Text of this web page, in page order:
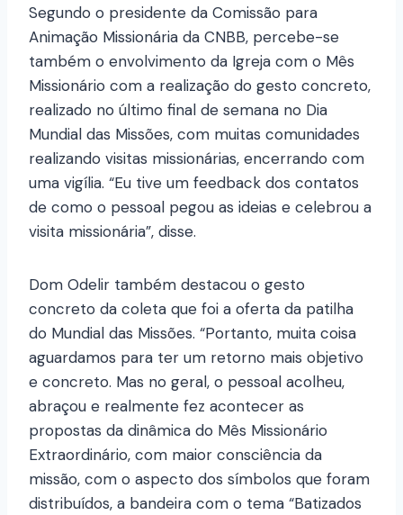
Segundo o presidente da Comissão para
Animação Missionária da CNBB, percebe-se
também o envolvimento da Igreja com o Mês
Missionário com a realização do gesto concreto,
realizado no último final de semana no Dia
Mundial das Missões, com muitas comunidades
realizando visitas missionárias, encerrando com
uma vigília. “Eu tive um feedback dos contatos
de como o pessoal pegou as ideias e celebrou a
visita missionária”, disse.
Dom Odelir também destacou o gesto
concreto da coleta que foi a oferta da patilha
do Mundial das Missões. “Portanto, muita coisa
aguardamos para ter um retorno mais objetivo
e concreto. Mas no geral, o pessoal acolheu,
abraçou e realmente fez acontecer as
propostas da dinâmica do Mês Missionário
Extraordinário, com maior consciência da
missão, com o aspecto dos símbolos que foram
distribuídos, a bandeira com o tema “Batizados